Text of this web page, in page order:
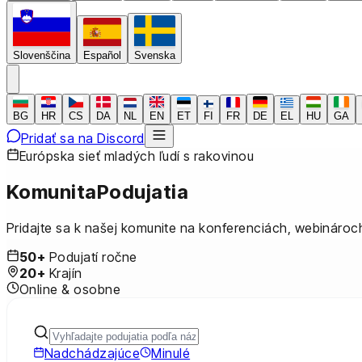
Slovenščina Español Svenska
BG HR CS DA NL EN ET FI FR DE EL HU GA
Pridať sa na Discord
Európska sieť mladých ľudí s rakovinou
KomunitaPodujatia
Pridajte sa k našej komunite na konferenciách,
50+ Podujatí ročne
20+ Krajín
Online & osobne
Nadchádzajúce Minulé